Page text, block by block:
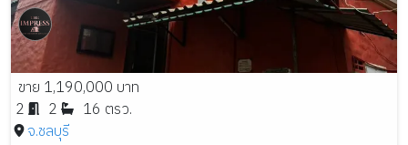
ขาย 1,190,000 บาท
2
2
16 ตรว.
จ.ชลบุรี